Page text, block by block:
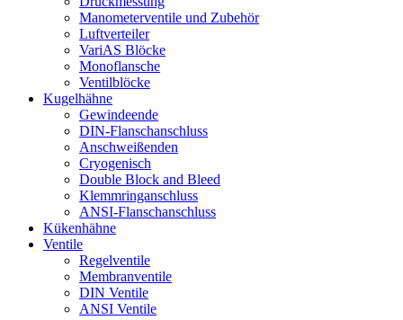
Manometerventile und Zubehör
Luftverteiler
VariAS Blöcke
Monoflansche
Ventilblöcke
Kugelhähne
Gewindeende
DIN-Flanschanschluss
Anschweißenden
Cryogenisch
Double Block and Bleed
Klemmringanschluss
ANSI-Flanschanschluss
Kükenhähne
Ventile
Regelventile
Membranventile
DIN Ventile
ANSI Ventile